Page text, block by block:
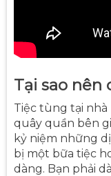
Tại sao nên
Tiệc tùng tại
quây quần bên
kỷ niệm những
bị một bữa tiệc
dàng. Bạn phải